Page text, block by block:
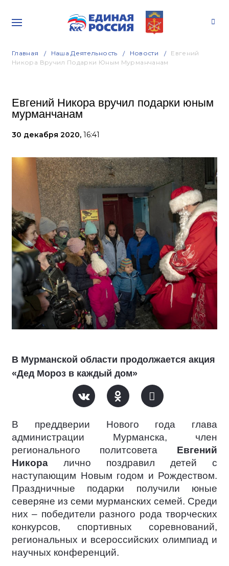
Главная Наша Деятельность Новости
Евгений
Никора Вручил Подарки Юным Мурманчанам
Евгений Никора вручил подарки юным
мурманчанам
30 декабря 2020, 16:41
В Мурманской области продолжается акция
«Дед Мороз в каждый дом»
В преддверии Нового года глава
администрации Мурманска, член
регионального политсовета Евгений
Никора лично поздравил детей с
наступающим Новым годом и Рождеством.
Праздничные подарки получили юные
северяне из семи мурманских семей. Среди
них – победители разного рода творческих
конкурсов, спортивных соревнований,
региональных и всероссийских олимпиад и
научных конференций.